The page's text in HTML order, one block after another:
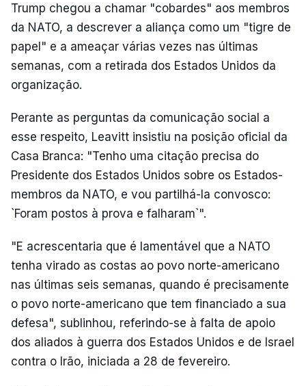
Trump chegou a chamar "cobardes" aos membros
da NATO, a descrever a aliança como um "tigre de
papel" e a ameaçar várias vezes nas últimas
semanas, com a retirada dos Estados Unidos da
organização.
Perante as perguntas da comunicação social a
esse respeito, Leavitt insistiu na posição oficial da
Casa Branca: "Tenho uma citação precisa do
Presidente dos Estados Unidos sobre os Estados-
membros da NATO, e vou partilhá-la convosco:
`Foram postos à prova e falharam`".
"E acrescentaria que é lamentável que a NATO
tenha virado as costas ao povo norte-americano
nas últimas seis semanas, quando é precisamente
o povo norte-americano que tem financiado a sua
defesa", sublinhou, referindo-se à falta de apoio
dos aliados à guerra dos Estados Unidos e de Israel
contra o Irão, iniciada a 28 de fevereiro.